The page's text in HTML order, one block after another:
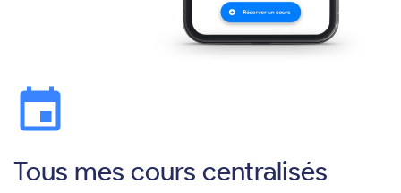
event
Tous mes cours centralisés